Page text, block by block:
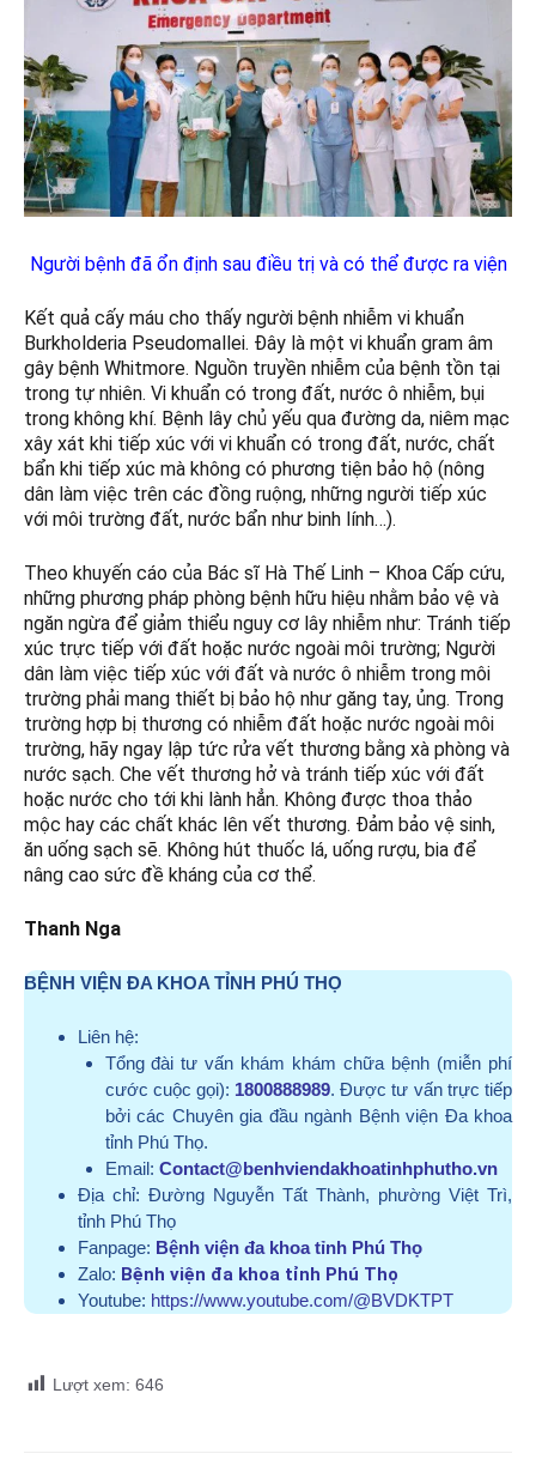
Người bệnh đã ổn định sau điều trị và có thể được ra viện
Kết quả cấy máu cho thấy người bệnh nhiễm vi khuẩn
Burkholderia Pseudomallei. Đây là một vi khuẩn gram âm
gây bệnh Whitmore. Nguồn truyền nhiễm của bệnh tồn tại
trong tự nhiên. Vi khuẩn có trong đất, nước ô nhiễm, bụi
trong không khí. Bệnh lây chủ yếu qua đường da, niêm mạc
xây xát khi tiếp xúc với vi khuẩn có trong đất, nước, chất
bẩn khi tiếp xúc mà không có phương tiện bảo hộ (nông
dân làm việc trên các đồng ruộng, những người tiếp xúc
với môi trường đất, nước bẩn như binh lính…).
Theo khuyến cáo của Bác sĩ Hà Thế Linh – Khoa Cấp cứu,
những phương pháp phòng bệnh hữu hiệu nhằm bảo vệ và
ngăn ngừa để giảm thiểu nguy cơ lây nhiễm như: Tránh tiếp
xúc trực tiếp với đất hoặc nước ngoài môi trường; Người
dân làm việc tiếp xúc với đất và nước ô nhiễm trong môi
trường phải mang thiết bị bảo hộ như găng tay, ủng. Trong
trường hợp bị thương có nhiễm đất hoặc nước ngoài môi
trường, hãy ngay lập tức rửa vết thương bằng xà phòng và
nước sạch. Che vết thương hở và tránh tiếp xúc với đất
hoặc nước cho tới khi lành hẳn. Không được thoa thảo
mộc hay các chất khác lên vết thương. Đảm bảo vệ sinh,
ăn uống sạch sẽ. Không hút thuốc lá, uống rượu, bia để
nâng cao sức đề kháng của cơ thể.
Thanh Nga
BỆNH VIỆN ĐA KHOA TỈNH PHÚ THỌ
Liên hệ:
Tổng đài tư vấn khám khám chữa bệnh (miễn phí
cước cuộc gọi): 1800888989. Được tư vấn trực tiếp
bởi các Chuyên gia đầu ngành Bệnh viện Đa khoa
tỉnh Phú Thọ.
Email: Contact@benhviendakhoatinhphutho.vn
Địa chỉ: Đường Nguyễn Tất Thành, phường Việt Trì,
tỉnh Phú Thọ
Fanpage: Bệnh viện đa khoa tỉnh Phú Thọ
Zalo: Bệnh viện đa khoa tỉnh Phú Thọ
Youtube: https://www.youtube.com/@BVDKTPT
Lượt xem: 646